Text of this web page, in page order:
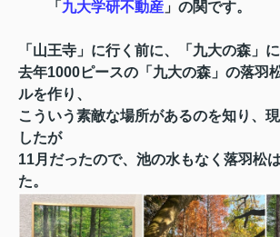
「 九大学研不動産 」の関です。
「山王寺」に行く前に、
「九大の森」
去年1000ピースの「九大の森」の落羽
ルを作り、
こういう素敵な場所があるのを知り、
したが
11月だったので、池の水もなく落羽松
た。